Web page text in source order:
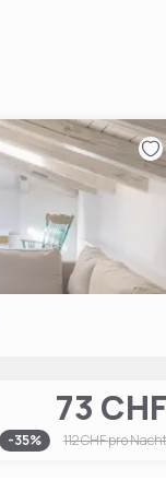
73
-35% 112 CHFpro